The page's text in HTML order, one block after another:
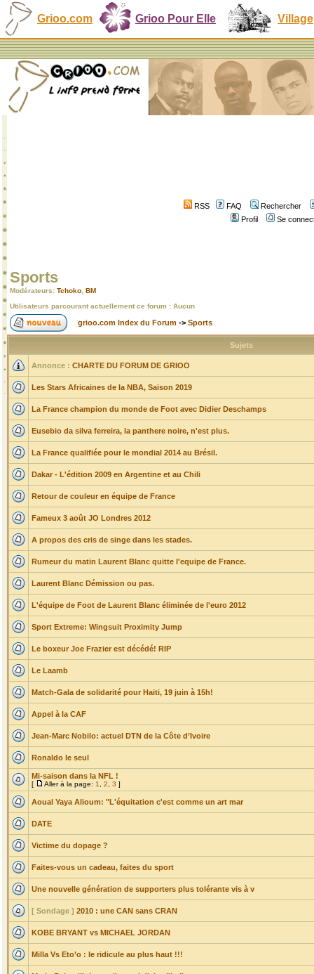
Grioo.com Grioo Pour Elle Village
RSS FAQ
Rechercher
Profil
Se
Sports
Modérateurs: Tchoko BM
Utilisateurs parcourant actuellement ce forum : Aucun
grioo.com Index du Forum -> Sports
Sujets
Annonce : CHARTE DU FORUM DE GRIOO
Les Stars Africaines de la NBA, Saison 2019
La France champion du monde de Foot avec Didier Deschamps
Eusebio da silva ferreira, la panthere noire, n'est plus.
La France qualifiée pour le mondial 2014 au Brésil.
Dakar - L'édition 2009 en Argentine et au Chili
Retour de couleur en équipe de France
Fameux 3 août JO Londres 2012
A propos des cris de singe dans les stades.
Rumeur du matin Laurent Blanc quitte l'equipe de France.
Laurent Blanc Démission ou pas.
L'équipe de Foot de Laurent Blanc éliminée de l'euro 2012
Sport Extreme: Wingsuit Proximity Jump
Le boxeur Joe Frazier est décédé! RIP
Le Laamb
Match-Gala de solidarité pour Haiti, 19 juin à 15h!
Appel à la CAF
Jean-Marc Nobilo: actuel DTN de la Côte d’Ivoire
Ronaldo le seul
Mi-saison dans la NFL !
[ Aller à la page: 1 2 3 ]
Aoual Yaya Alioum: "L'équitation c'est comme un art mar
DATE
Victime du dopage ?
Faites-vous un cadeau, faites du sport
Une nouvelle génération de supporters plus tolérante vis à v
[ Sondage ] 2010 : une CAN sans CRAN
KOBE BRYANT vs MICHAEL JORDAN
Milla Vs Eto’o : le ridicule au plus haut !!!